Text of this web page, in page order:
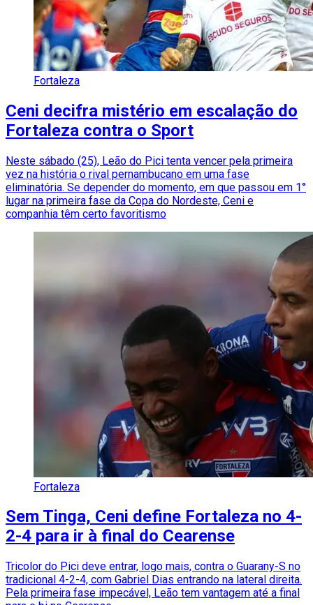
Fortaleza
Ceni decifra mistério em escalação do
Fortaleza contra o Sport
Neste sábado (25), Leão do Pici tenta vencer pela primeira
vez na história o rival pernambucano em uma fase
eliminatória. Se depender do momento, em que passou em 1°
lugar na primeira fase da Copa do Nordeste, Ceni e
companhia têm certo favoritismo
Fortaleza
Sem Tinga, Ceni define Fortaleza no 4-
2-4 para ir à final do Cearense
Tricolor do Pici deve entrar, logo mais, contra o Guarany-S no
tradicional 4-2-4, com Gabriel Dias entrando na lateral direita.
Pela primeira fase impecável, Leão tem vantagem até a final